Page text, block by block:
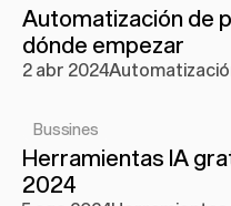
Automatización de
dónde empezar
2 abr 2024
Bussines
Herramientas IA
2024